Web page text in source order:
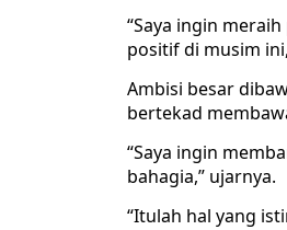
“Saya ingin
positif di musim
Ambisi besar
bertekad
“Saya ingin
bahagia,” ujarnya.
“Itulah hal yang